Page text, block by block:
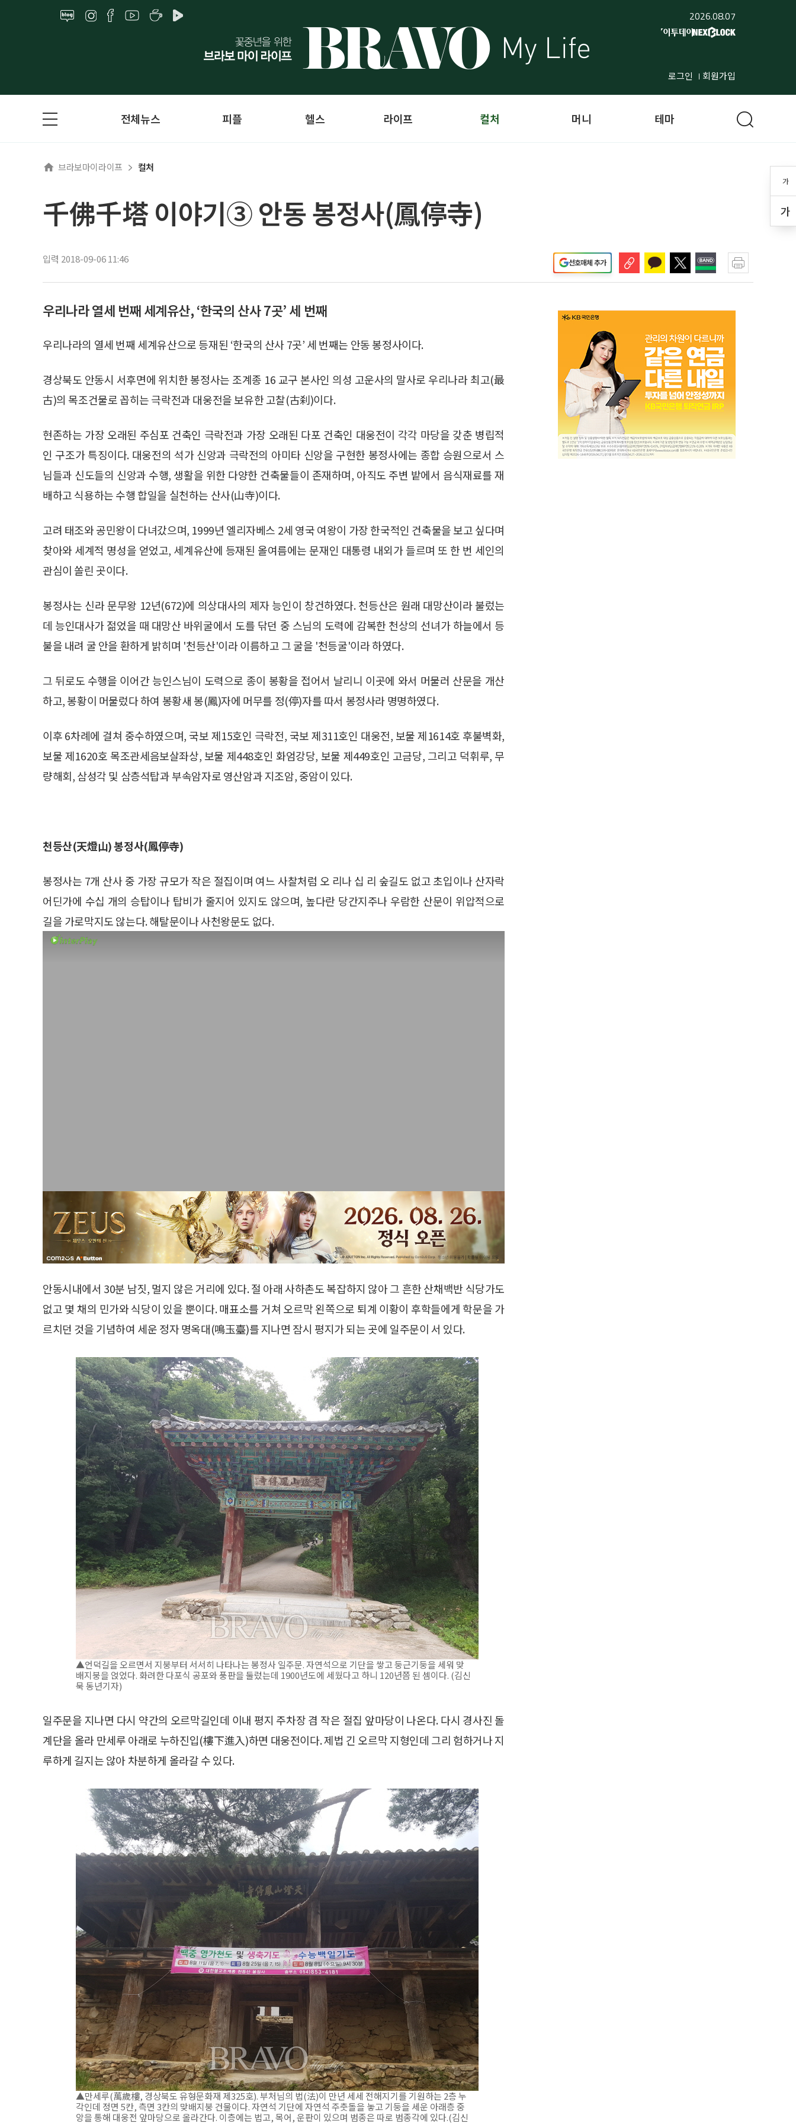
2026.08.07
로그인 회원가입
가
가
전체뉴스 피플 헬스 라이프 컬처 머니 테마
브라보마이라이프 컬처
千佛千塔 이야기③ 안동 봉정사(鳳停寺)
입력 2018-09-06 11:46 선호매체 추가
우리나라 열세 번째 세계유산, ‘한국의 산사 7곳’ 세 번째
우리나라의 열세 번째 세계유산으로 등재된 ‘한국의 산사 7곳’ 세 번째는 안동 봉정사이다.
경상북도 안동시 서후면에 위치한 봉정사는 조계종 16 교구 본사인 의성 고운사의 말사로 우리나라 최고(最
古)의 목조건물로 꼽히는 극락전과 대웅전을 보유한 고찰(古刹)이다.
현존하는 가장 오래된 주심포 건축인 극락전과 가장 오래된 다포 건축인 대웅전이 각각 마당을 갖춘 병립적
인 구조가 특징이다. 대웅전의 석가 신앙과 극락전의 아미타 신앙을 구현한 봉정사에는 종합 승원으로서 스
님들과 신도들의 신앙과 수행, 생활을 위한 다양한 건축물들이 존재하며, 아직도 주변 밭에서 음식재료를 재
배하고 식용하는 수행 합일을 실천하는 산사(山寺)이다.
고려 태조와 공민왕이 다녀갔으며, 1999년 엘리자베스 2세 영국 여왕이 가장 한국적인 건축물을 보고 싶다며
찾아와 세계적 명성을 얻었고, 세계유산에 등재된 올여름에는 문재인 대통령 내외가 들르며 또 한 번 세인의
관심이 쏠린 곳이다.
봉정사는 신라 문무왕 12년(672)에 의상대사의 제자 능인이 창건하였다. 천등산은 원래 대망산이라 불렀는
데 능인대사가 젊었을 때 대망산 바위굴에서 도를 닦던 중 스님의 도력에 감복한 천상의 선녀가 하늘에서 등
불을 내려 굴 안을 환하게 밝히며 '천등산'이라 이름하고 그 굴을 '천등굴'이라 하였다.
그 뒤로도 수행을 이어간 능인스님이 도력으로 종이 봉황을 접어서 날리니 이곳에 와서 머물러 산문을 개산
하고, 봉황이 머물렀다 하여 봉황새 봉(鳳)자에 머무를 정(停)자를 따서 봉정사라 명명하였다.
이후 6차례에 걸쳐 중수하였으며, 국보 제15호인 극락전, 국보 제311호인 대웅전, 보물 제1614호 후불벽화,
보물 제1620호 목조관세음보살좌상, 보물 제448호인 화엄강당, 보물 제449호인 고금당, 그리고 덕휘루, 무
량해회, 삼성각 및 삼층석탑과 부속암자로 영산암과 지조암, 중암이 있다.
천등산(天燈山) 봉정사(鳳停寺)
봉정사는 7개 산사 중 가장 규모가 작은 절집이며 여느 사찰처럼 오 리나 십 리 숲길도 없고 초입이나 산자락
어딘가에 수십 개의 승탑이나 탑비가 줄지어 있지도 않으며, 높다란 당간지주나 우람한 산문이 위압적으로
길을 가로막지도 않는다. 해탈문이나 사천왕문도 없다.
안동시내에서 30분 남짓, 멀지 않은 거리에 있다. 절 아래 사하촌도 복잡하지 않아 그 흔한 산채백반 식당가도
없고 몇 채의 민가와 식당이 있을 뿐이다. 매표소를 거쳐 오르막 왼쪽으로 퇴계 이황이 후학들에게 학문을 가
르치던 것을 기념하여 세운 정자 명옥대(鳴玉臺)를 지나면 잠시 평지가 되는 곳에 일주문이 서 있다.
▲언덕길을 오르면서 지붕부터 서서히 나타나는 봉정사 일주문. 자연석으로 기단을 쌓고 둥근기둥을 세워 맞
배지붕을 얹었다. 화려한 다포식 공포와 풍판을 둘렀는데 1900년도에 세웠다고 하니 120년쯤 된 셈이다. (김신
묵 동년기자)
일주문을 지나면 다시 약간의 오르막길인데 이내 평지 주차장 겸 작은 절집 앞마당이 나온다. 다시 경사진 돌
계단을 올라 만세루 아래로 누하진입(樓下進入)하면 대웅전이다. 제법 긴 오르막 지형인데 그리 험하거나 지
루하게 길지는 않아 차분하게 올라갈 수 있다.
▲만세루(萬歲樓, 경상북도 유형문화재 제325호). 부처님의 법(法)이 만년 세세 전해지기를 기원하는 2층 누
각인데 정면 5칸, 측면 3칸의 맞배지붕 건물이다. 자연석 기단에 자연석 주춧돌을 놓고 기둥을 세운 아래층 중
앙을 통해 대웅전 앞마당으로 올라간다. 이층에는 법고, 목어, 운판이 있으며 범종은 따로 범종각에 있다.(김신